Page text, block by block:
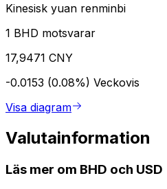
Kinesisk yuan renminbi
1 BHD motsvarar
17,9471 CNY
-0.0153 (0.08%) Veckovis
Visa diagram
Valutainformation
Läs mer om BHD och USD